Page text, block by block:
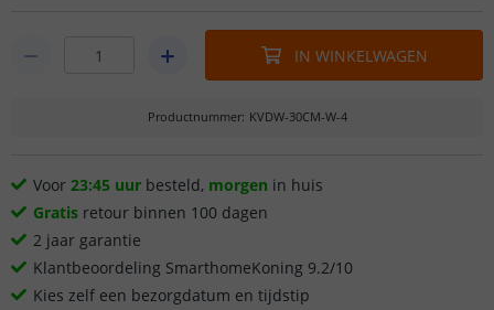
IN WINKELWAGEN
Productnummer: KVDW-30CM-W-4
Voor 23:45 uur besteld, morgen in huis
Gratis retour binnen 100 dagen
2 jaar garantie
Klantbeoordeling SmarthomeKoning 9.2/10
Kies zelf een bezorgdatum en tijdstip